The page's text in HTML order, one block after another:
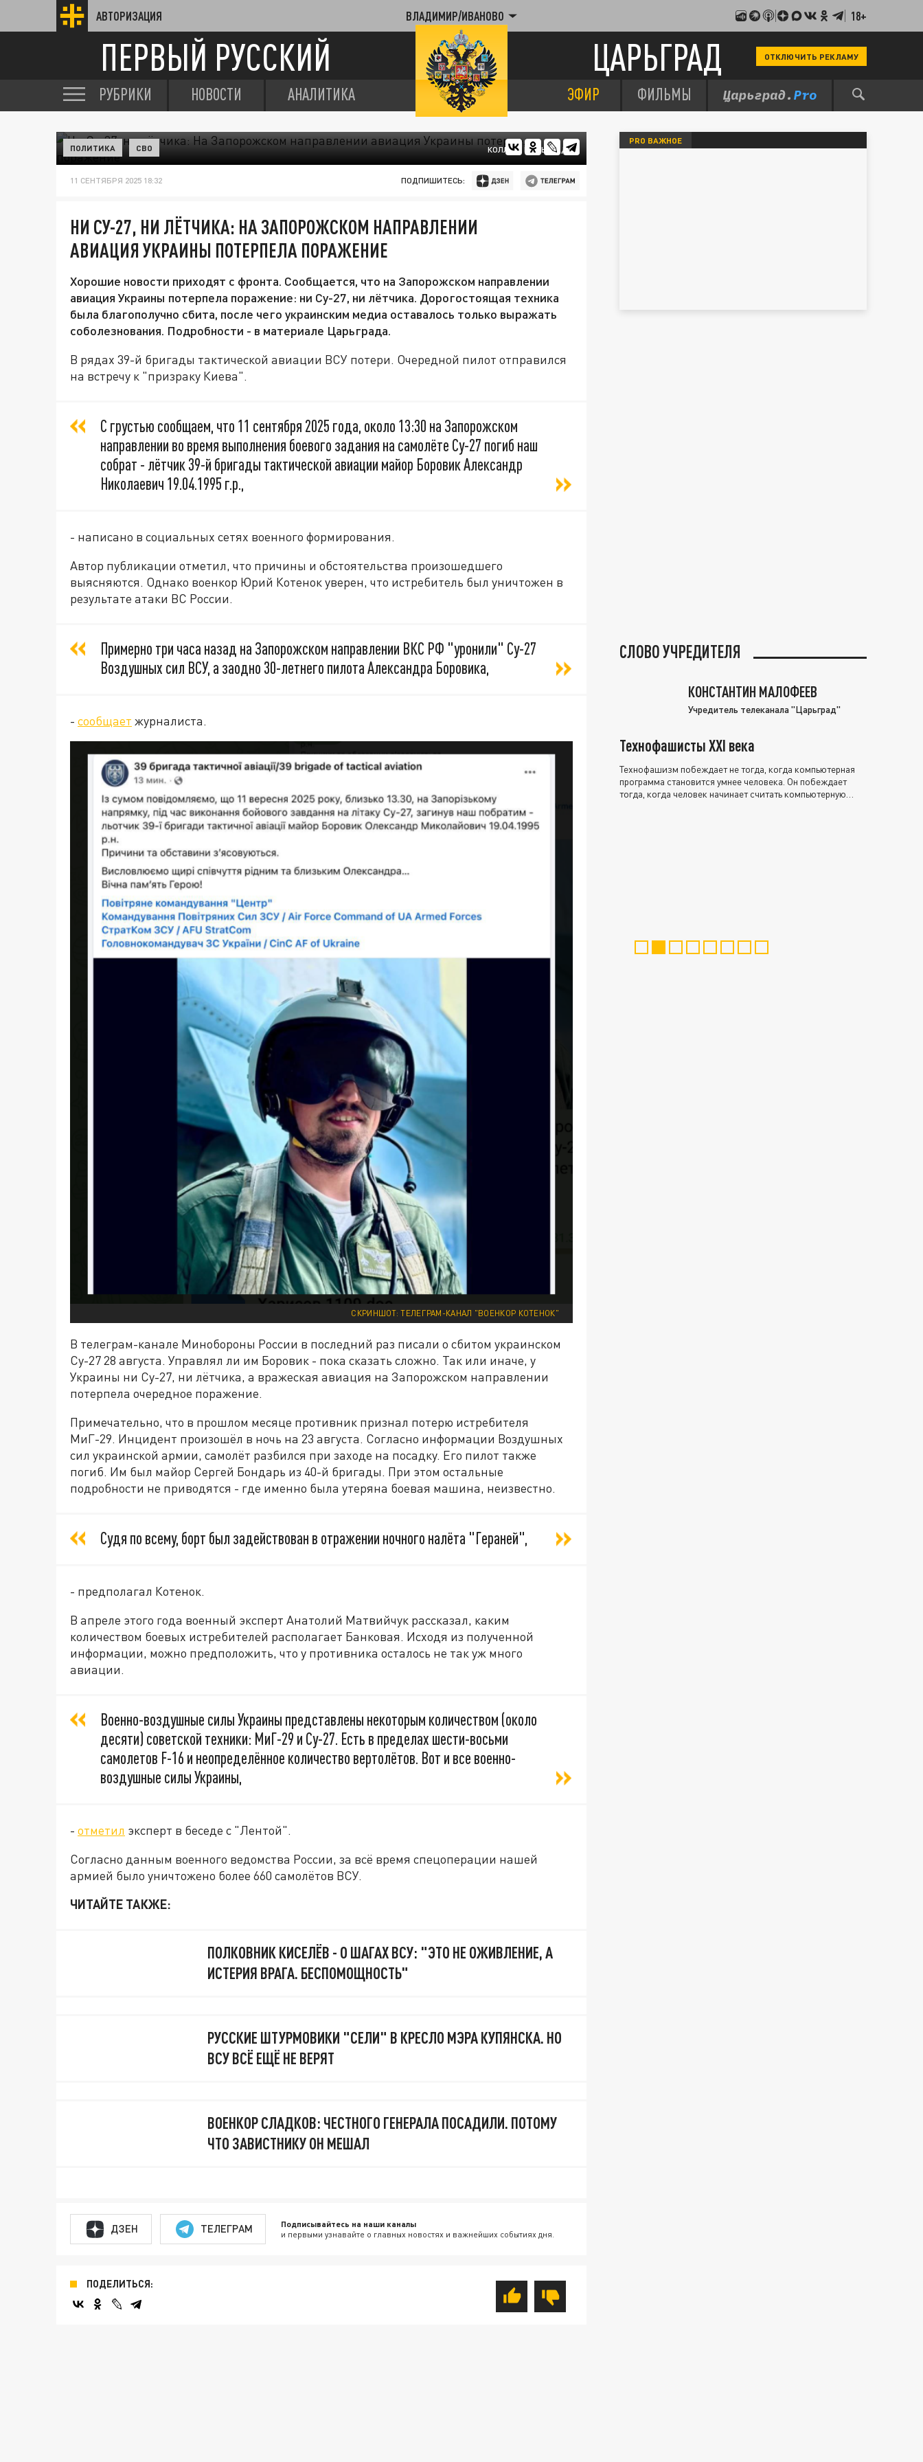
АВТОРИЗАЦИЯ ВЛАДИМИР/ИВАНОВО 18+
ПЕРВЫЙ РУССКИЙ ЦАРЬГРАД ОТКЛЮЧИТЬ РЕКЛАМУ
РУБРИКИ НОВОСТИ АНАЛИТИКА ЭФИР ФИЛЬМЫ
КОЛЛАЖ ЦАРЬГРАДА
ПОЛИТИКА СВО
11 СЕНТЯБРЯ 2025 18:32 ПОДПИШИТЕСЬ:
НИ СУ-27, НИ ЛЁТЧИКА: НА ЗАПОРОЖСКОМ НАПРАВЛЕНИИ
АВИАЦИЯ УКРАИНЫ ПОТЕРПЕЛА ПОРАЖЕНИЕ
Хорошие новости приходят с фронта. Сообщается, что на Запорожском направлении
авиация Украины потерпела поражение: ни Су-27, ни лётчика. Дорогостоящая техника
была благополучно сбита, после чего украинским медиа оставалось только выражать
соболезнования. Подробности - в материале Царьграда.
В рядах 39-й бригады тактической авиации ВСУ потери. Очередной пилот отправился
на встречу к "призраку Киева".
С грустью сообщаем, что 11 сентября 2025 года, около 13:30 на Запорожском
направлении во время выполнения боевого задания на самолёте Су-27 погиб наш
собрат - лётчик 39-й бригады тактической авиации майор Боровик Александр
Николаевич 19.04.1995 г.р.,
- написано в социальных сетях военного формирования.
Автор публикации отметил, что причины и обстоятельства произошедшего
выясняются. Однако военкор Юрий Котенок уверен, что истребитель был уничтожен в
результате атаки ВС России.
Примерно три часа назад на Запорожском направлении ВКС РФ "уронили" Су-27
Воздушных сил ВСУ, а заодно 30-летнего пилота Александра Боровика,
- сообщает журналиста.
СКРИНШОТ: ТЕЛЕГРАМ-КАНАЛ "ВОЕНКОР КОТЕНОК"
В телеграм-канале Минобороны России в последний раз писали о сбитом украинском
Су-27 28 августа. Управлял ли им Боровик - пока сказать сложно. Так или иначе, у
Украины ни Су-27, ни лётчика, а вражеская авиация на Запорожском направлении
потерпела очередное поражение.
Примечательно, что в прошлом месяце противник признал потерю истребителя
МиГ-29. Инцидент произошёл в ночь на 23 августа. Согласно информации Воздушных
сил украинской армии, самолёт разбился при заходе на посадку. Его пилот также
погиб. Им был майор Сергей Бондарь из 40-й бригады. При этом остальные
подробности не приводятся - где именно была утеряна боевая машина, неизвестно.
Судя по всему, борт был задействован в отражении ночного налёта "Гераней",
- предполагал Котенок.
В апреле этого года военный эксперт Анатолий Матвийчук рассказал, каким
количеством боевых истребителей располагает Банковая. Исходя из полученной
информации, можно предположить, что у противника осталось не так уж много
авиации.
Военно-воздушные силы Украины представлены некоторым количеством (около
десяти) советской техники: МиГ-29 и Су-27. Есть в пределах шести-восьми
самолетов F-16 и неопределённое количество вертолётов. Вот и все военно-
воздушные силы Украины,
- отметил эксперт в беседе с "Лентой".
Согласно данным военного ведомства России, за всё время спецоперации нашей
армией было уничтожено более 660 самолётов ВСУ.
ЧИТАЙТЕ ТАКЖЕ:
ПОЛКОВНИК КИСЕЛЁВ - О ШАГАХ ВСУ: "ЭТО НЕ ОЖИВЛЕНИЕ, А
ИСТЕРИЯ ВРАГА. БЕСПОМОЩНОСТЬ"
РУССКИЕ ШТУРМОВИКИ "СЕЛИ" В КРЕСЛО МЭРА КУПЯНСКА. НО
ВСУ ВСЁ ЕЩЁ НЕ ВЕРЯТ
ВОЕНКОР СЛАДКОВ: ЧЕСТНОГО ГЕНЕРАЛА ПОСАДИЛИ. ПОТОМУ
ЧТО ЗАВИСТНИКУ ОН МЕШАЛ
ДЗЕН ТЕЛЕГРАМ Подписывайтесь на наши каналы
и первыми узнавайте о главных новостях и важнейших событиях дня.
ПОДЕЛИТЬСЯ:
PRO ВАЖНОЕ
СЛОВО УЧРЕДИТЕЛЯ
КОНСТАНТИН МАЛОФЕЕВ
Учредитель телеканала "Царьград"
Технофашисты XXI века
Технофашизм побеждает не тогда, когда компьютерная
программа становится умнее человека. Он побеждает
тогда, когда человек начинает считать компьютерную